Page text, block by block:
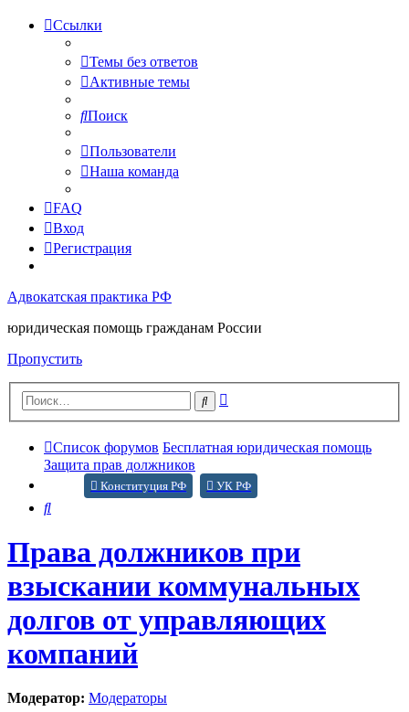
Ссылки
Темы без ответов
Активные темы
Поиск
Пользователи
Наша команда
FAQ
Вход
Регистрация
Адвокатская практика РФ
юридическая помощь гражданам России
Пропустить
Поиск
Список форумов Бесплатная юридическая помощь
Защита прав должников
Конституция РФ УК РФ
Поиск
Права должников при
взыскании коммунальных
долгов от управляющих
компаний
Модератор: Модераторы